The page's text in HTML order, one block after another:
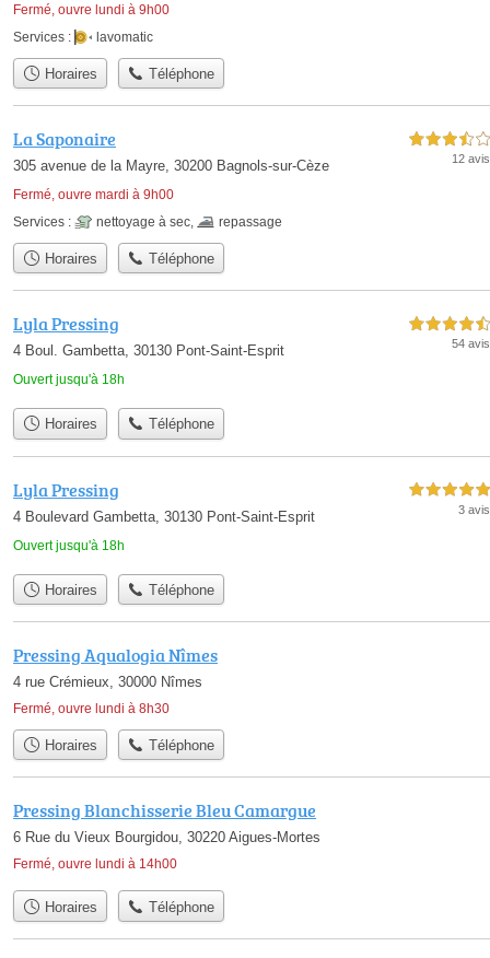
Fermé, ouvre lundi à 9h00
Services : lavomatic
Horaires Téléphone
La Saponaire
305 avenue de la Mayre, 30200 Bagnols-sur-Cèze
Fermé, ouvre mardi à 9h00
3,5 étoiles sur 5
12 avis
Services : nettoyage à sec, repassage
Horaires Téléphone
Lyla Pressing
4 Boul. Gambetta, 30130 Pont-Saint-Esprit
Ouvert jusqu'à 18h
4,5 étoiles sur 5
54 avis
Horaires Téléphone
Lyla Pressing
4 Boulevard Gambetta, 30130 Pont-Saint-Esprit
Ouvert jusqu'à 18h
5,0 étoiles sur 5
3 avis
Horaires Téléphone
Pressing Aqualogia Nîmes
4 rue Crémieux, 30000 Nîmes
Fermé, ouvre lundi à 8h30
Horaires Téléphone
Pressing Blanchisserie Bleu Camargue
6 Rue du Vieux Bourgidou, 30220 Aigues-Mortes
Fermé, ouvre lundi à 14h00
Horaires Téléphone